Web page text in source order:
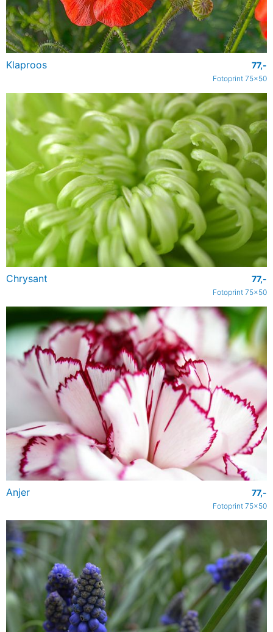
Klaproos 77,-
Fotoprint 75x50
Chrysant 77,-
Fotoprint 75x50
Anjer 77,-
Fotoprint 75x50